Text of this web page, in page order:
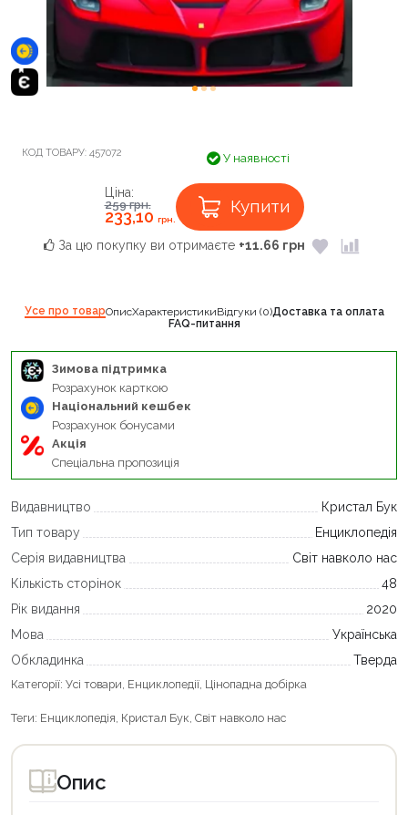
КОД ТОВАРУ: 457072 У наявності
Ціна:
259грн.
233,10 грн.
Купити
За цю покупку ви отримаєте +11.66 грн
Усе про товарОписХарактеристикиВідгуки (0)Доставка та оплата
FAQ-питання
Зимова підтримка
Розрахунок карткою
Національний кешбек
Розрахунок бонусами
Акція
Спеціальна пропозиція
Видавництво
Кристал Бук
Тип товару
Енциклопедія
Серія видавництва
Світ навколо нас
Кількість сторінок
48
Рік видання
2020
Мова
Українська
Обкладинка
Тверда
Категорії: Усі товари Енциклопедії Цінопадна добірка
Теги: Енциклопедія Кристал Бук Світ навколо нас
Опис